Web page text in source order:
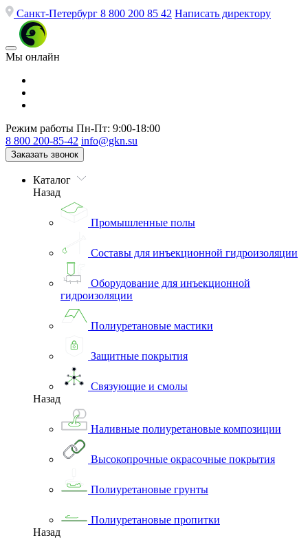
Санкт-Петербург 8 800 200 85 42 Написать директору
Мы онлайн
Режим работы Пн-Пт: 9:00-18:00
8 800 200-85-42 info@gkn.su
Заказать звонок
Каталог
Назад
Промышленные полы
Составы для инъекционной гидроизоляции
Оборудование для инъекционной
гидроизоляции
Полиуретановые мастики
Защитные покрытия
Связующие и смолы
Назад
Наливные полиуретановые композиции
Высокопрочные окрасочные покрытия
Полиуретановые грунты
Полиуретановые пропитки
Назад